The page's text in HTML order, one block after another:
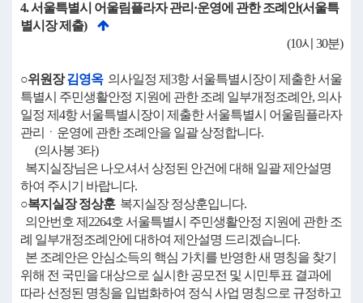
4. 서울특별시 어울림플라자 관리·운영에 관한 조례안(서울특
별시장 제출)
(10시 30분)
○위원장김영옥의사일정 제3항 서울특별시장이 제출한 서울
특별시 주민생활안정 지원에 관한 조례 일부개정조례안, 의사
일정 제4항 서울특별시장이 제출한 서울특별시 어울림플라자
관리ㆍ운영에 관한 조례안을 일괄 상정합니다.
(의사봉 3타)
복지실장님은 나오셔서 상정된 안건에 대해 일괄 제안설명
하여 주시기 바랍니다.
○복지실장 정상훈복지실장 정상훈입니다.
의안번호 제2264호 서울특별시 주민생활안정 지원에 관한 조
례 일부개정조례안에 대하여 제안설명 드리겠습니다.
본 조례안은 안심소득의 핵심 가치를 반영한 새 명칭을 찾기
위해 전 국민을 대상으로 실시한 공모전 및 시민투표 결과에
따라 선정된 명칭을 입법화하여 정식 사업 명칭으로 규정하고